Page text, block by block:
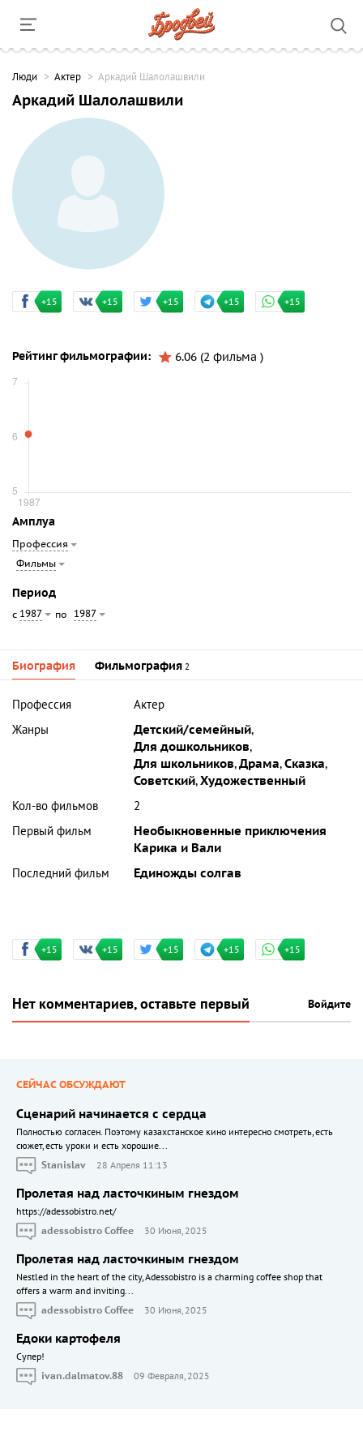
Люди Актер Аркадий Шалолашвили
Аркадий Шалолашвили
+15 +15 +15 +15 +15
Рейтинг фильмографии: 6.06 (2 фильма )
Амплуа
Профессия
Фильмы
Период
с 1987 по 1987
Биография Фильмография 2
Профессия
Актер
Жанры
Детский/семейный,
Для дошкольников,
Для школьников,Драма,Сказка,
Советский,Художественный
Кол-во фильмов
2
Первый фильм
Необыкновенные приключения
Карика и Вали
Последний фильм
Единожды солгав
+15 +15 +15 +15 +15
Нет комментариев, оставьте первый Войдите
СЕЙЧАС ОБСУЖДАЮТ
Сценарий начинается с сердца
Полностью согласен. Поэтому казахстанское кино интересно смотреть, есть
сюжет, есть уроки и есть хорошие...
Stanislav
28 Апреля 11:13
Пролетая над ласточкиным гнездом
https://adessobistro.net/
adessobistro Coffee
30 Июня, 2025
Пролетая над ласточкиным гнездом
Nestled in the heart of the city, Adessobistro is a charming coffee shop that
offers a warm and inviting...
adessobistro Coffee
30 Июня, 2025
Едоки картофеля
Cупер!
ivan.dalmatov.88
09 Февраля, 2025